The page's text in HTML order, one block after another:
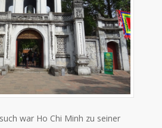
war Ho Chi Minh zu seiner